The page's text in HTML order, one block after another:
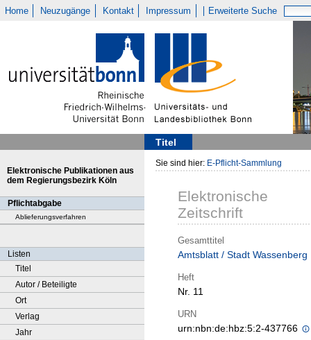
Home Neuzugänge Kontakt Impressum Erweiterte Suche
Titel
Elektronische Publikationen aus
dem Regierungsbezirk Köln
Pflichtabgabe
Ablieferungsverfahren
Listen
Titel
Autor / Beteiligte
Ort
Verlag
Jahr
Sie sind hier: E-Pflicht-Sammlung
Elektronische
Zeitschrift
Gesamttitel
Amtsblatt / Stadt Wassenberg
Heft
Nr. 11
URN
urn:nbn:de:hbz:5:2-437766